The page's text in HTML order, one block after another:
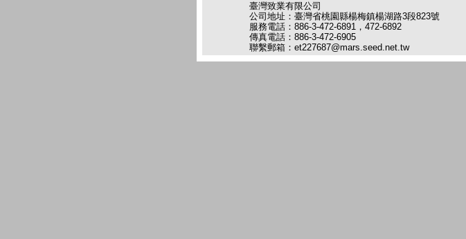
臺灣致業有限公司
公司地址：臺灣省桃園縣楊梅鎮楊湖路3段823號
服務電話：886-3-472-6891，472-6892
傳真電話：886-3-472-6905
聯繫郵箱： et227687@mars.seed.net.tw